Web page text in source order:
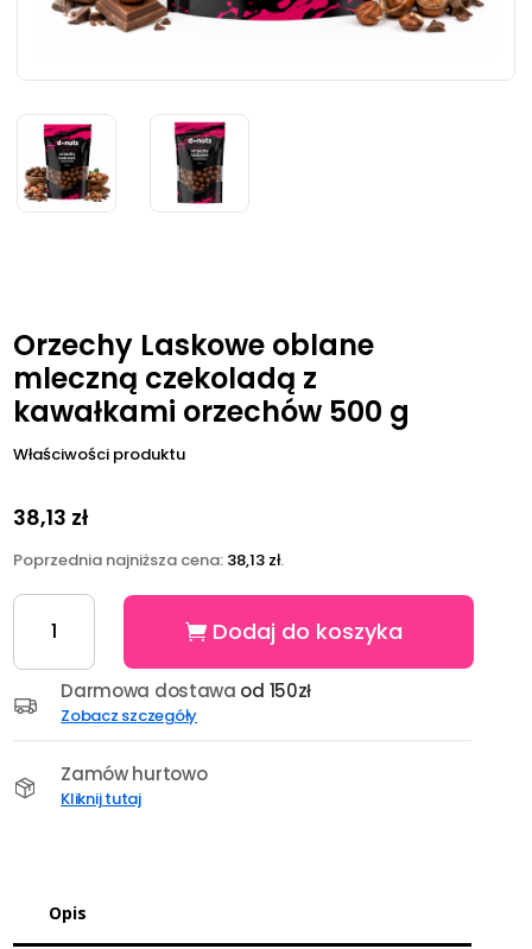
Orzechy Laskowe oblane
mleczną czekoladą z
kawałkami orzechów 500 g
Właściwości produktu
38,13 zł
Poprzednia najniższa cena: 38,13 zł.
ilość
Orzechy
Laskowe
oblane
mleczną
czekoladą
kawałkami
Dodaj do koszyka
Darmowa dostawa od 150zł
Zobacz szczegóły
Zamów hurtowo
Kliknij tutaj
Opis